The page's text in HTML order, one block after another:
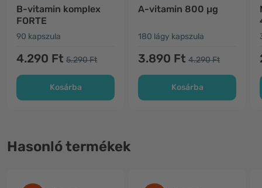
B-vitamin komplex
FORTE
90 kapszula
4.290 Ft 5.290 Ft
Kosárba
A-vitamin 800 µg
180 lágy kapszula
3.890 Ft 4.290 Ft
Kosárba
Hasonló termékek